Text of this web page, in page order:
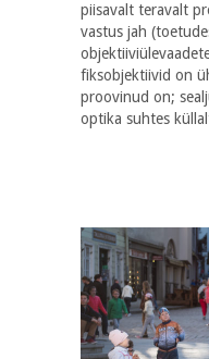
piisavalt teravalt
vastus jah
fiksobjektiivid on
proovinud on;
optika suhtes